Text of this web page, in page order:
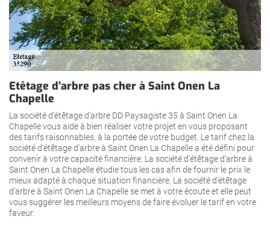
Etêtage d’arbre pas cher à Saint Onen La
Chapelle
La société d’étêtage d’arbre DD Paysagiste 35 à Saint Onen La
Chapelle vous aide à bien réaliser votre projet en vous proposant
des tarifs raisonnables, à la portée de votre budget. Le tarif chez la
société d’étêtage d’arbre à Saint Onen La Chapelle a été défini pour
convenir à votre capacité financière. La société d’étêtage d’arbre à
Saint Onen La Chapelle étudie tous les cas afin de fournir le prix le
mieux adapté à chaque situation financière. La société d’étêtage
d’arbre à Saint Onen La Chapelle se met à votre écoute et elle peut
vous suggérer les meilleurs moyens de faire évoluer le tarif en votre
faveur.